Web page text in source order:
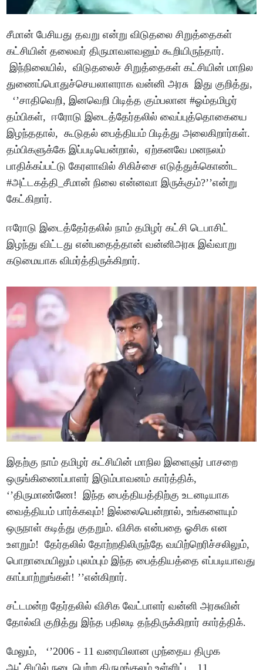
சீமான் பேசியது தவறு என்று விடுதலை சிறுத்தைகள்
கட்சியின் தலைவர் திருமாவளவனும் கூறியிருந்தார்.
இந்நிலையில், விடுதலைச் சிறுத்தைகள் கட்சியின் மாநில
துணைப்பொதுச்செயலாளராக வன்னி அரசு இது குறித்து,
‘’சாதிவெறி, இனவெறி பிடித்த கும்பலான #ஓம்தமிழர்
தம்பிகள், ஈரோடு இடைத்தேர்தலில் வைப்புத்தொகையை
இழந்ததால், கூடுதல் பைத்தியம் பிடித்து அலைகிறார்கள்.
தம்பிகளுக்கே இப்படியென்றால், ஏற்கனவே மனநலம்
பாதிக்கப்பட்டு கேரளாவில் சிகிச்சை எடுத்துக்கொண்ட
#அட்டகத்தி_சீமான் நிலை என்னவா இருக்கும்?’’என்று
கேட்கிறார்.
ஈரோடு இடைத்தேர்தலில் நாம் தமிழர் கட்சி டெபாசிட்
இழந்து விட்டது என்பதைத்தான் வன்னிஅரசு இவ்வாறு
கடுமையாக விமர்த்திருக்கிறார்.
இதற்கு நாம் தமிழர் கட்சியின் மாநில இளைஞர் பாசறை
ஒருங்கிணைப்பாளர் இடும்பாவனம் கார்த்திக்,
‘’திருமாண்ணே! இந்த பைத்தியத்திற்கு உடனடியாக
வைத்தியம் பார்க்கவும்! இல்லையென்றால், உங்களையும்
ஒருநாள் கடித்து குதறும். விசிக என்பதை ஓசிக என
உளறும்! தேர்தலில் தோற்றதிலிருந்தே வயிற்றெரிச்சலிலும்,
பொறாமையிலும் புலம்பும் இந்த பைத்தியத்தை எப்படியாவது
காப்பாற்றுங்கள்! ’’என்கிறார்.
சட்டமன்ற தேர்தலில் விசிக வேட்பாளர் வன்னி அரசுவின்
தோல்வி குறித்து இந்த பதிலடி தந்திருக்கிறார் கார்த்திக்.
மேலும், ‘’2006 - 11 வரையிலான முந்தைய திமுக